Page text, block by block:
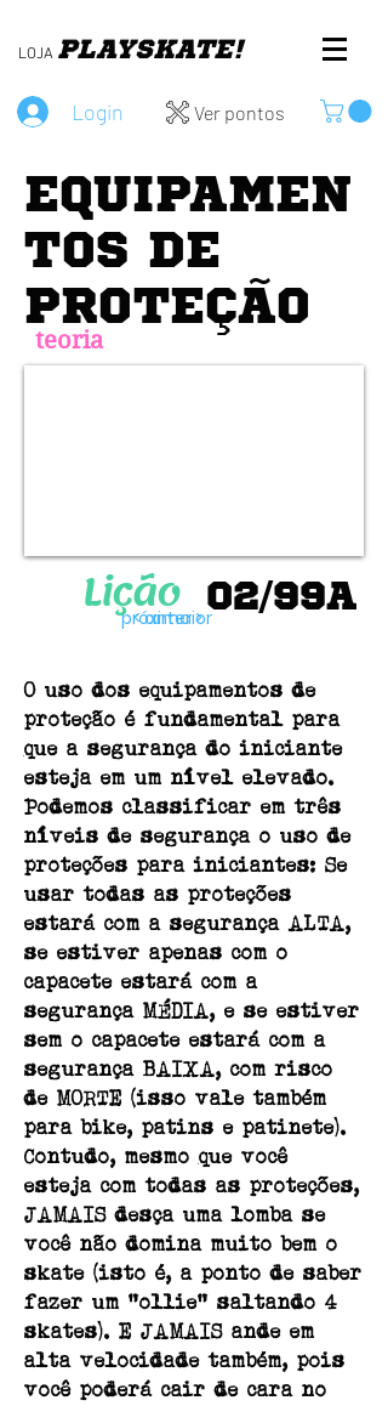
LOJA PLAYSKATE!
Login Ver pontos
teoria
EQUIPAMEN
TOS DE
PROTEÇÃO
Lição
< anterior02/99A
próxima >
O uso dos equipamentos de
proteção é fundamental para
que a segurança do iniciante
esteja em um nível elevado.
Podemos classificar em três
níveis de segurança o uso de
proteções para iniciantes: Se
usar todas as proteções
estará com a segurança ALTA,
se estiver apenas com o
capacete estará com a
segurança MÉDIA, e se estiver
sem o capacete estará com a
segurança BAIXA, com risco
de MORTE (isso vale também
para bike, patins e patinete).
Contudo, mesmo que você
esteja com todas as proteções,
JAMAIS desça uma lomba se
você não domina muito bem o
skate (isto é, a ponto de saber
fazer um "ollie" saltando 4
skates). E JAMAIS ande em
alta velocidade também, pois
você poderá cair de cara no